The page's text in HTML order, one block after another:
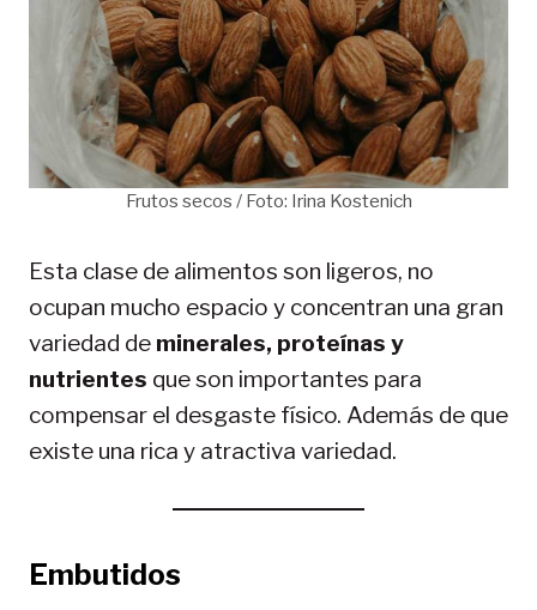
Frutos secos / Foto: Irina Kostenich
Esta clase de alimentos son ligeros, no
ocupan mucho espacio y concentran una gran
variedad de minerales, proteínas y
nutrientes que son importantes para
compensar el desgaste físico. Además de que
existe una rica y atractiva variedad.
Embutidos